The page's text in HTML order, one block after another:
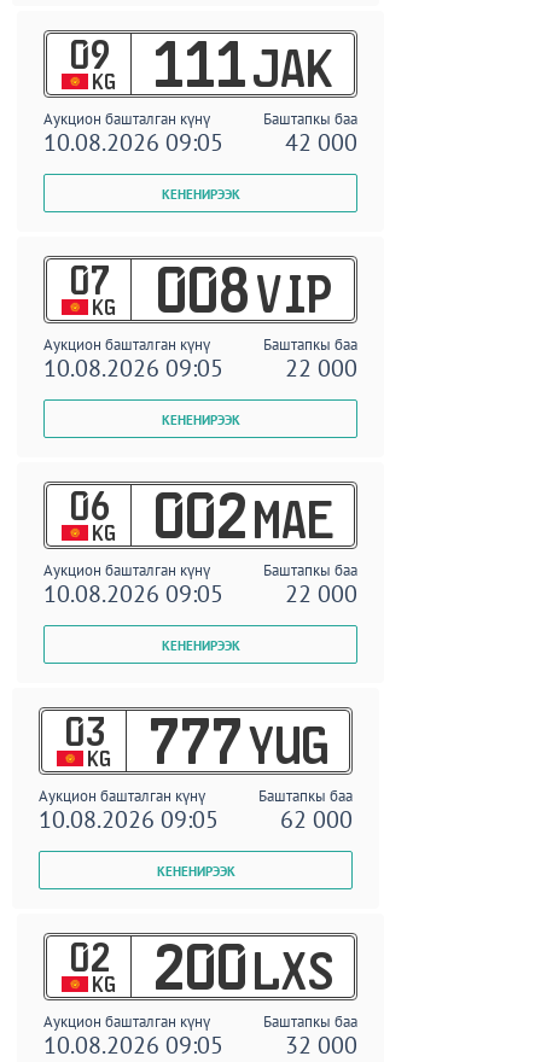
09
KG 111 JAK
Аукцион башталган күнү Баштапкы баа
10.08.2026 09:05 42 000
07
KG 008 VIP
Аукцион башталган күнү Баштапкы баа
10.08.2026 09:05 22 000
06
KG 002 MAE
Аукцион башталган күнү Баштапкы баа
10.08.2026 09:05 22 000
03
KG 777 YUG
Аукцион башталган күнү Баштапкы баа
10.08.2026 09:05 62 000
02
KG 200 LXS
Аукцион башталган күнү Баштапкы баа
10.08.2026 09:05 32 000